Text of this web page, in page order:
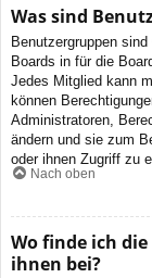
Was sind
Benutzergruppen
Boards in für die
Jedes Mitglied kann
können
Administratoren,
ändern und sie zum
oder ihnen Zugriff zu
Nach oben
Wo finde ich
ihnen bei?